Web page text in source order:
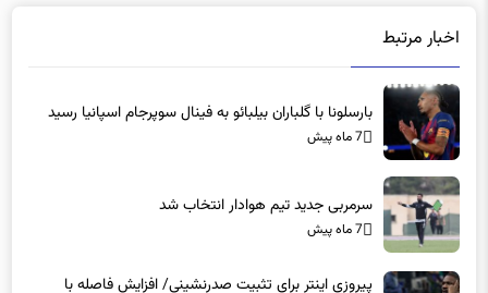
اخبار مرتبط
بارسلونا با گلباران بیلبائو به فینال سوپرجام اسپانیا رسید
سرمربی جدید تیم هوادار انتخاب شد